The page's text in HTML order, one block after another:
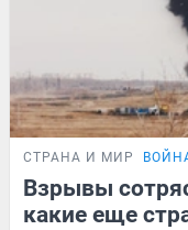
СТРАНА И МИР
Взрывы
какие еще